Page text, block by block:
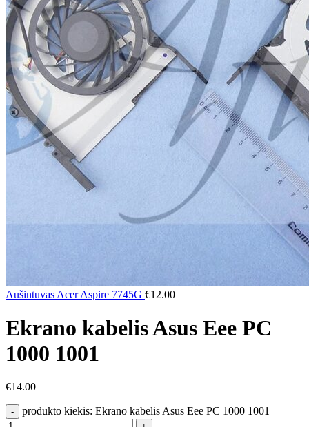
Aušintuvas Acer Aspire 7745G €12.00
Ekrano kabelis Asus Eee PC
1000 1001
€14.00
produkto kiekis: Ekrano kabelis Asus Eee PC 1000 1001